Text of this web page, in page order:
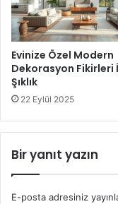
Evinize Özel Modern
Dekorasyon Fikirleri
Şıklık
22 Eylül 2025
Bir yanıt yazın
E-posta adresiniz